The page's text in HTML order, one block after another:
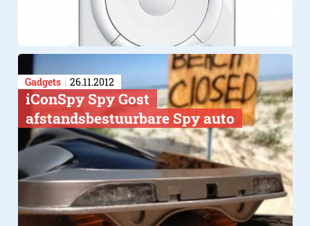
Gadgets 26.11.2012
iConSpy Spy Gost
afstandsbestuurbare Spy auto